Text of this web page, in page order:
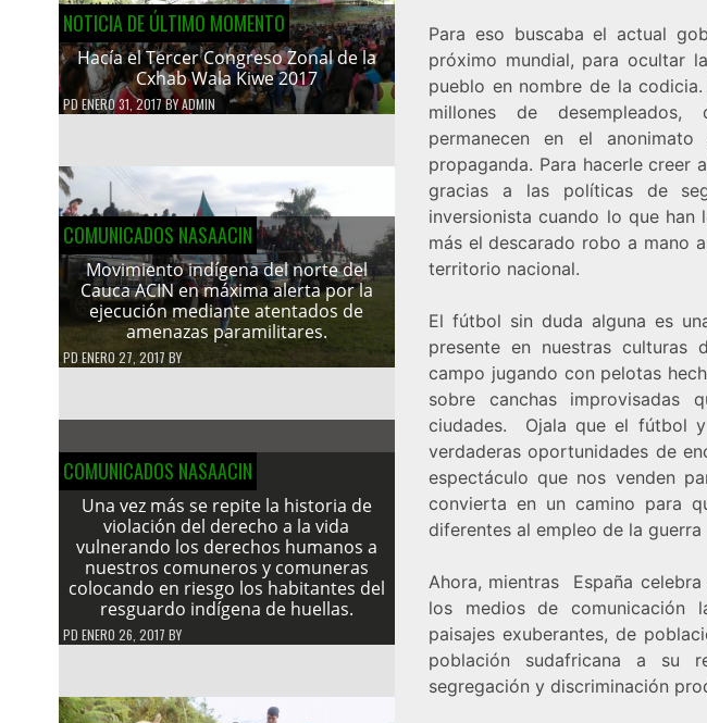
NOTICIA DE ÚLTIMO MOMENTO
Hacía el Tercer Congreso Zonal de la
Cxhab Wala Kiwe 2017
PDENERO 31, 2017BYADMIN
COMUNICADOS NASAACIN
Movimiento indígena del norte del
Cauca ACIN en máxima alerta por la
ejecución mediante atentados de
amenazas paramilitares.
PD ENERO 27, 2017 BY
COMUNICADOS NASAACIN
Una vez más se repite la historia de
violación del derecho a la vida
vulnerando los derechos humanos a
nuestros comuneros y comuneras
colocando en riesgo los habitantes del
resguardo indígena de huellas.
PD ENERO 26, 2017 BY
Para eso buscaba el actual
próximo mundial, para ocultar
pueblo en nombre de la
millones de
permanecen en el
propaganda. Para hacerle creer
gracias a las políticas de
inversionista cuando lo que
más el descarado robo a mano
territorio nacional.
El fútbol sin duda alguna es
presente en nuestras culturas
campo jugando con pelotas
sobre canchas
ciudades. Ojala que el fútbol
verdaderas oportunidades de
espectáculo que nos venden
convierta en un camino para
diferentes al empleo de la
Ahora, mientras España
los medios de comunicación
paisajes exuberantes, de
población sudafricana a su
segregación y discriminación